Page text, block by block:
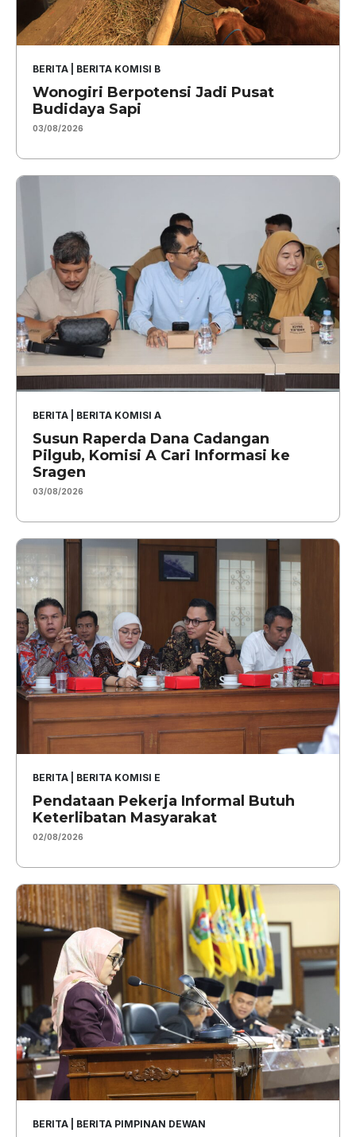
BERITA BERITA KOMISI B
Wonogiri Berpotensi Jadi Pusat
Budidaya Sapi
03/08/2026
BERITA BERITA KOMISI A
Susun Raperda Dana Cadangan
Pilgub, Komisi A Cari Informasi ke
Sragen
03/08/2026
BERITA BERITA KOMISI E
Pendataan Pekerja Informal Butuh
Keterlibatan Masyarakat
02/08/2026
BERITA BERITA PIMPINAN DEWAN